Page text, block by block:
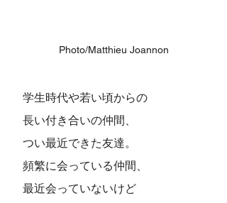
Photo/Matthieu Joannon
学生時代や若い頃からの
長い付き合いの仲間、
つい最近できた友達。
頻繁に会っている仲間、
最近会っていないけど